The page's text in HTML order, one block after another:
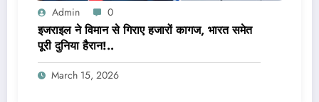
Admin 0
इजराइल ने विमान से गिराए हजारों कागज, भारत समेत
पूरी दुनिया हैरान!..
March 15, 2026